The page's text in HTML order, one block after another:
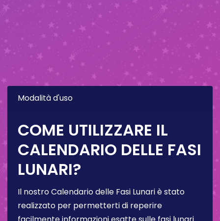
Modalità d'uso
COME UTILIZZARE IL
CALENDARIO DELLE FASI
LUNARI?
Il nostro Calendario delle Fasi Lunari è stato
realizzato per permetterti di reperire